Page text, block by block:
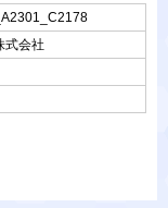
式会社